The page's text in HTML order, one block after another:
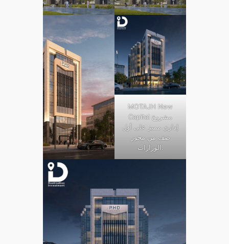
MOTAJH New
Capital مشروع
إداري مميز على أول
صف من محور